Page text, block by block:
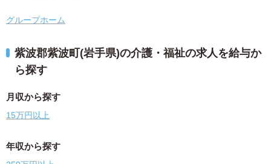
グループホーム
紫波郡紫波町(岩手県)の介護・福祉の求人を給与か
ら探す
月収から探す
15万円以上
年収から探す